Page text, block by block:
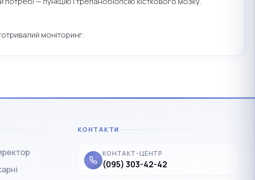
моніторинг.
КОНТАКТИ
КОНТАКТ-ЦЕНТР
(095) 303-42-42